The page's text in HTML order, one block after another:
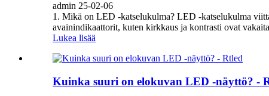
admin 25-02-06
1. Mikä on LED -katselukulma? LED -katselukulma
avainindikaattorit, kuten kirkkaus ja kontrasti ovat
Lukea lisää
Kuinka suuri on elokuvan LED -näyttö? -